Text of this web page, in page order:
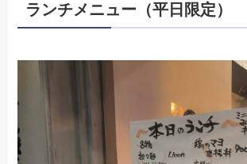
ランチメニュー（平日限定）